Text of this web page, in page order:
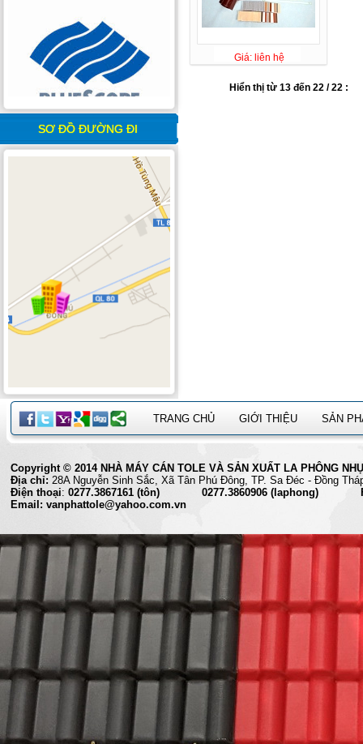
SƠ ĐỒ ĐƯỜNG ĐI
Giá: liên hệ
Hiển thị từ 13 đến 22 / 22 :
TRANG CHỦ GIỚI THIỆU SẢN
Copyright © 2014 NHÀ MÁY CÁN TOLE VÀ SẢN XUẤT LA PHÔNG
Địa chỉ: 28A Nguyễn Sinh Sắc, Xã Tân Phú Đông, TP. Sa
Điện thoại: 0277.3867161 (tôn) 0277.3860906 (laphong)
Email: vanphattole@yahoo.com.vn